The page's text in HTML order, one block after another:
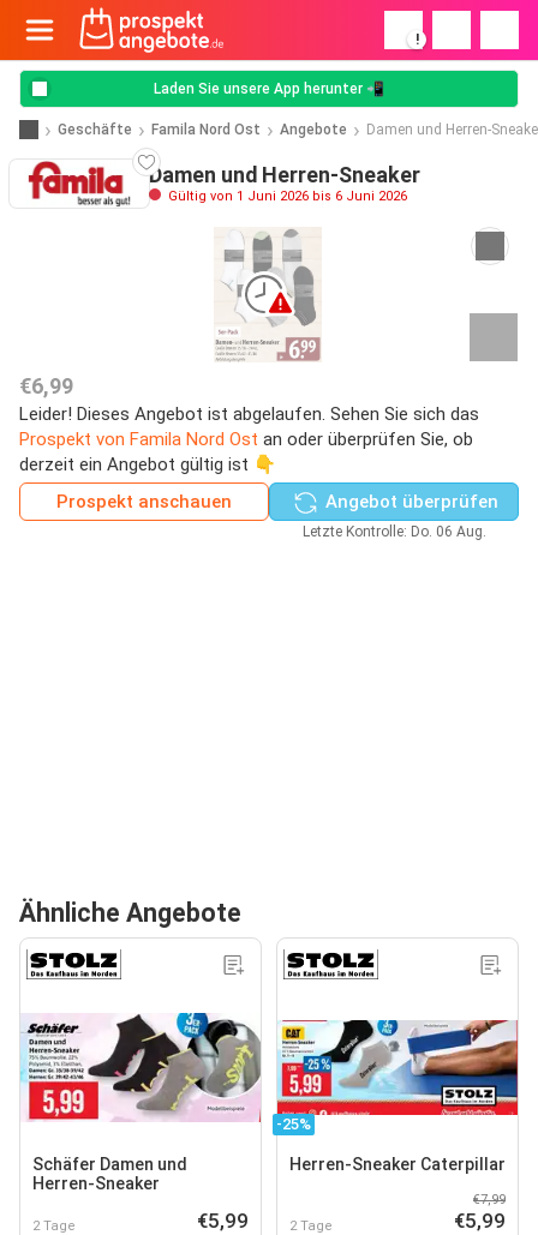
!
Laden Sie unsere App herunter 📲
Geschäfte Famila Nord Ost Angebote Damen und Herren-
Damen und Herren-Sneaker
Gültig von 1 Juni 2026 bis 6 Juni 2026
€6,99
Leider! Dieses Angebot ist abgelaufen. Sehen Sie sich das
Prospekt von Famila Nord Ost an oder überprüfen Sie, ob
derzeit ein Angebot gültig ist 👇
Prospekt anschauen
Angebot überprüfen
Letzte Kontrolle: Do. 06 Aug.
Ähnliche Angebote
Schäfer Damen und
Herren-Sneaker
2 Tage €5,99
-25%
Herren-Sneaker Caterpillar
2 Tage
€7,99
€5,99